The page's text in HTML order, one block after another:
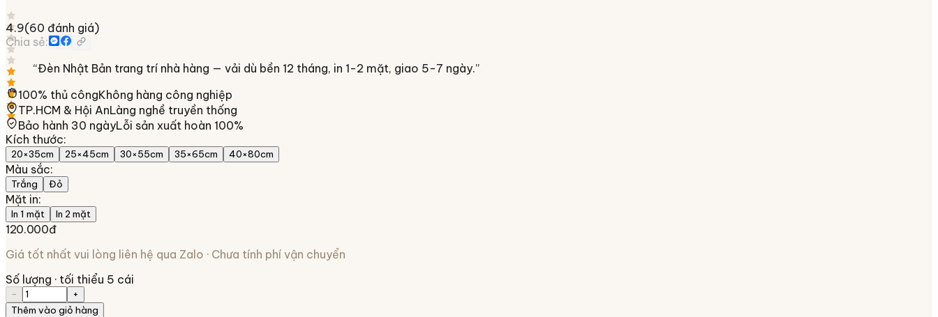
4.9(60 đánh giá)
Chia sẻ:
“Đèn Nhật Bản trang trí nhà hàng — vải dù bền 12 tháng, in 1-2 mặt, giao 5-7 ngày.”
100% thủ côngKhông hàng công nghiệp
TP.HCM & Hội AnLàng nghề truyền thống
Bảo hành 30 ngàyLỗi sản xuất hoàn 100%
Kích thước:
20×35cm 25×45cm 30×55cm 35×65cm 40×80cm
Màu sắc:
Trắng Đỏ
Mặt in:
In 1 mặt In 2 mặt
120.000đ
Giá tốt nhất vui lòng liên hệ qua Zalo · Chưa tính phí vận chuyển
Số lượng · tối thiểu 5 cái
−
+
Thêm vào giỏ hàng